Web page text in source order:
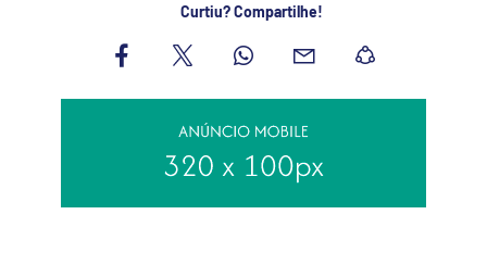
Curtiu? Compartilhe!